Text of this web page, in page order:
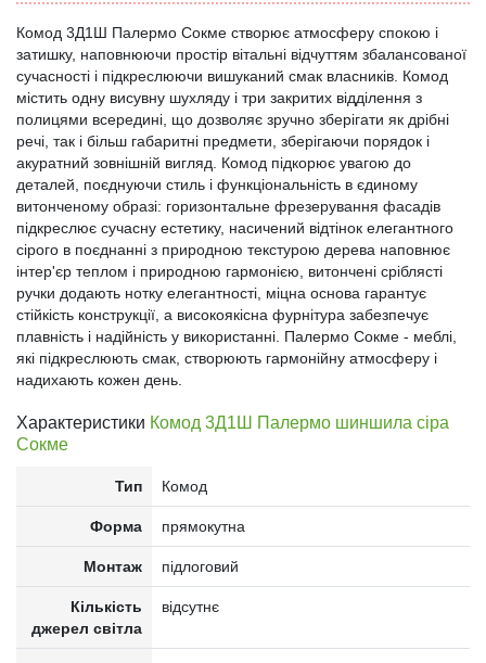
Комод 3Д1Ш Палермо Сокме створює атмосферу спокою і
затишку, наповнюючи простір вітальні відчуттям збалансованої
сучасності і підкреслюючи вишуканий смак власників. Комод
містить одну висувну шухляду і три закритих відділення з
полицями всередині, що дозволяє зручно зберігати як дрібні
речі, так і більш габаритні предмети, зберігаючи порядок і
акуратний зовнішній вигляд. Комод підкорює увагою до
деталей, поєднуючи стиль і функціональність в єдиному
витонченому образі: горизонтальне фрезерування фасадів
підкреслює сучасну естетику, насичений відтінок елегантного
сірого в поєднанні з природною текстурою дерева наповнює
інтер'єр теплом і природною гармонією, витончені сріблясті
ручки додають нотку елегантності, міцна основа гарантує
стійкість конструкції, а високоякісна фурнітура забезпечує
плавність і надійність у використанні. Палермо Сокме - меблі,
які підкреслюють смак, створюють гармонійну атмосферу і
надихають кожен день.
Характеристики Комод 3Д1Ш Палермо шиншила сіра
Сокме
Тип Комод
Форма прямокутна
Монтаж підлоговий
Кількість
джерел світла
відсутнє